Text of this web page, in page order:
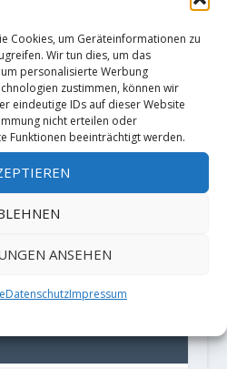
Cookies, um Geräteinformationen zu
Wir tun dies, um das
personalisierte Werbung
zustimmen, können wir
eindeutige IDs auf dieser Website
nicht erteilen oder
Funktionen beeinträchtigt werden.
ANSEHEN
DatenschutzImpressum
Akismet, um
Erfahre, wie
verarbeitet